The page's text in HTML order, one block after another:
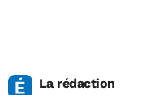
La rédaction